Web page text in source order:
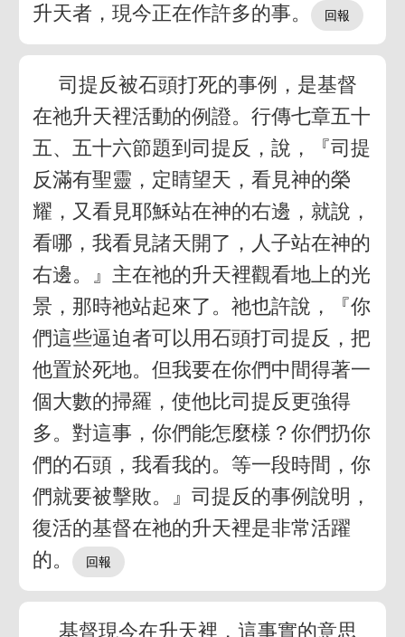
升天者，現今正在作許多的事。
司提反被石頭打死的事例，是基督
在祂升天裡活動的例證。行傳七章五十
五、五十六節題到司提反，說，『司提
反滿有聖靈，定睛望天，看見神的榮
耀，又看見耶穌站在神的右邊，就說，
看哪，我看見諸天開了，人子站在神的
右邊。』主在祂的升天裡觀看地上的光
景，那時祂站起來了。祂也許說，『你
們這些逼迫者可以用石頭打司提反，把
他置於死地。但我要在你們中間得著一
個大數的掃羅，使他比司提反更強得
多。對這事，你們能怎麼樣？你們扔你
們的石頭，我看我的。等一段時間，你
們就要被擊敗。』司提反的事例說明，
復活的基督在祂的升天裡是非常活躍
的。
基督現今在升天裡，這事實的意思